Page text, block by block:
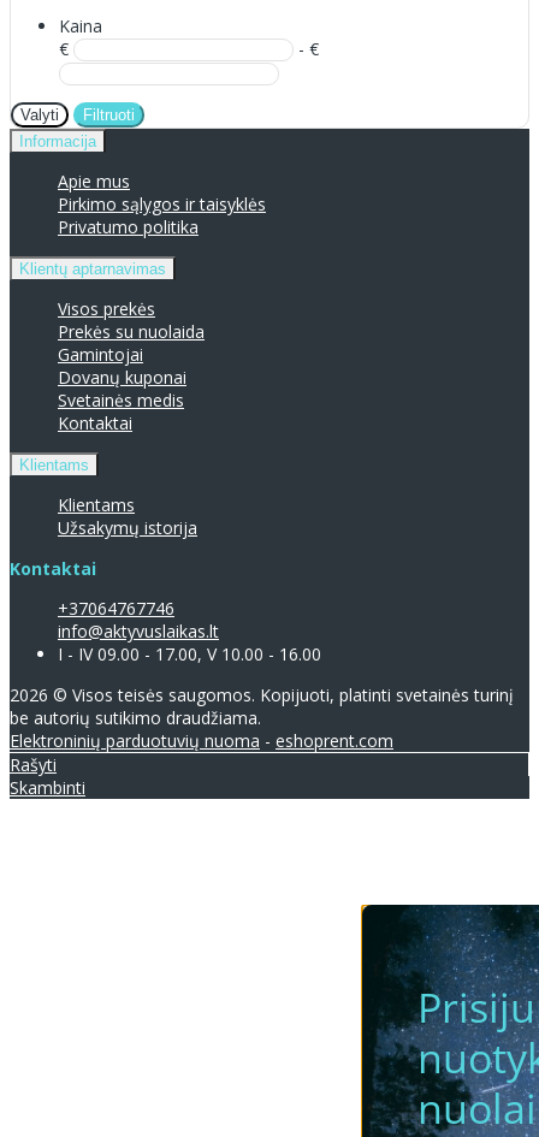
Kaina
€
- €
Valyti
Filtruoti
Informacija
Apie mus
Pirkimo sąlygos ir taisyklės
Privatumo politika
Klientų aptarnavimas
Visos prekės
Prekės su nuolaida
Gamintojai
Dovanų kuponai
Svetainės medis
Kontaktai
Klientams
Klientams
Užsakymų istorija
Kontaktai
+37064767746
info@aktyvuslaikas.lt
I - IV 09.00 - 17.00, V 10.00 - 16.00
2026 © Visos teisės saugomos. Kopijuoti, platinti svetainės turinį
be autorių sutikimo draudžiama.
Elektroninių parduotuvių nuoma - eshoprent.com
Rašyti
Skambinti